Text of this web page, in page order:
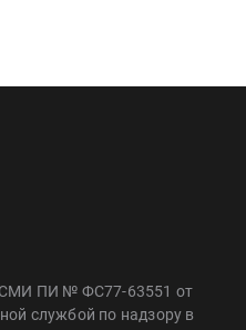
СМИ ПИ № ФС77-63551 от
службой по надзору в